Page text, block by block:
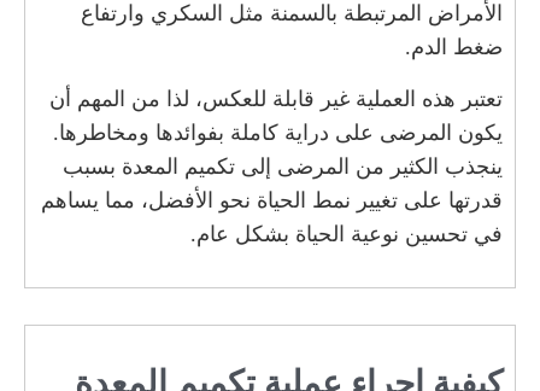
الأمراض المرتبطة بالسمنة مثل السكري وارتفاع
ضغط الدم.
تعتبر هذه العملية غير قابلة للعكس، لذا من المهم أن
يكون المرضى على دراية كاملة بفوائدها ومخاطرها.
ينجذب الكثير من المرضى إلى تكميم المعدة بسبب
قدرتها على تغيير نمط الحياة نحو الأفضل، مما يساهم
في تحسين نوعية الحياة بشكل عام.
كيفية إجراء عملية تكميم المعدة